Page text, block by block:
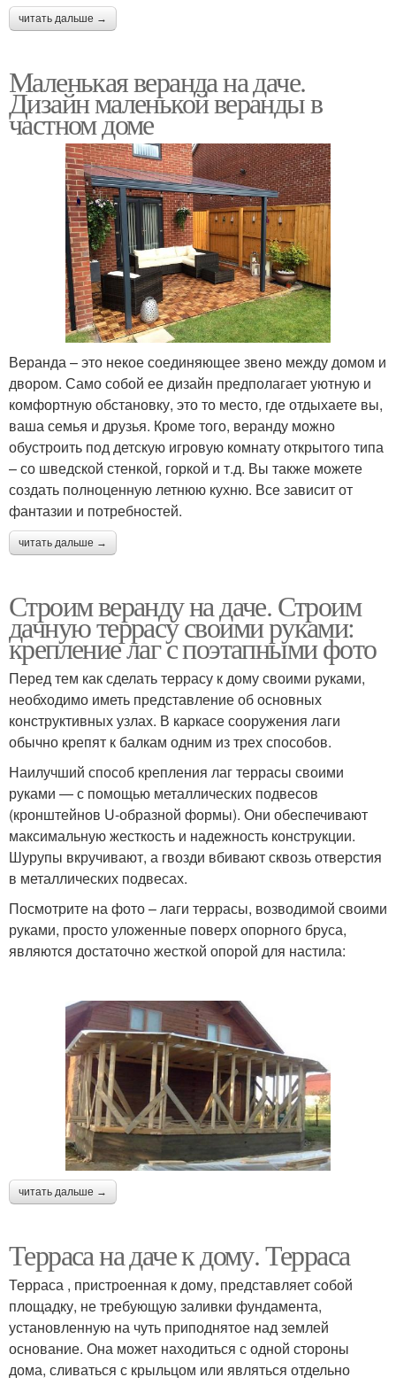
читать дальше →
Маленькая веранда на даче.
Дизайн маленькой веранды в
частном доме
Веранда – это некое соединяющее звено между домом и
двором. Само собой ее дизайн предполагает уютную и
комфортную обстановку, это то место, где отдыхаете вы,
ваша семья и друзья. Кроме того, веранду можно
обустроить под детскую игровую комнату открытого типа
– со шведской стенкой, горкой и т.д. Вы также можете
создать полноценную летнюю кухню. Все зависит от
фантазии и потребностей.
читать дальше →
Строим веранду на даче. Строим
дачную террасу своими руками:
крепление лаг с поэтапными фото
Перед тем как сделать террасу к дому своими руками,
необходимо иметь представление об основных
конструктивных узлах. В каркасе сооружения лаги
обычно крепят к балкам одним из трех способов.
Наилучший способ крепления лаг террасы своими
руками — с помощью металлических подвесов
(кронштейнов U-образной формы). Они обеспечивают
максимальную жесткость и надежность конструкции.
Шурупы вкручивают, а гвозди вбивают сквозь отверстия
в металлических подвесах.
Посмотрите на фото – лаги террасы, возводимой своими
руками, просто уложенные поверх опорного бруса,
являются достаточно жесткой опорой для настила:
читать дальше →
Терраса на даче к дому. Терраса
Терраса , пристроенная к дому, представляет собой
площадку, не требующую заливки фундамента,
установленную на чуть приподнятое над землей
основание. Она может находиться с одной стороны
дома, сливаться с крыльцом или являться отдельно